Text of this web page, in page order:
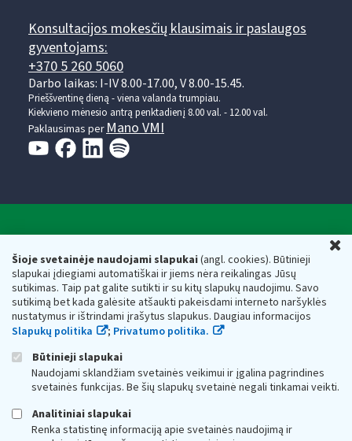
Šioje svetainėje naudojami slapukai(angl. cookies). Būtinieji
slapukai įdiegiami automatiškai ir jiems nėra reikalingas Jūsų
sutikimas. Taip pat galite sutikti ir su kitų slapukų naudojimu. Savo
sutikimą bet kada galėsite atšaukti pakeisdami interneto naršyklės
nustatymus ir ištrindami įrašytus slapukus. Daugiau informacijos
Slapukų politika
; Privatumo politika.
Būtinieji slapukai
Naudojami sklandžiam svetainės veikimui ir įgalina pagrindines
svetainės funkcijas. Be šių slapukų svetainė negali tinkamai veikti.
Analitiniai slapukai
Renka statistinę informaciją apie svetainės naudojimą ir
Konsultacijos mokesčių klausimais ir paslaugos
gyventojams:
+370 5 260 5060
Darbo laikas: I-IV 8.00-17.00, V 8.00-15.45.
Prieššventinę dieną - viena valanda trumpiau.
Kiekvieno mėnesio antrą penktadienį 8.00 val. - 12.00 val.
Paklausimas perMano VMI
Valstybinė mokesčių inspekcija prie Lietuvos
Respublikos finansų ministerijos
Biudžetinė įstaiga. Juridinio asmens kodas — 188659752,
adresas: Vasario 16-osios g. 14, 01107 Vilnius, Lietuva, el.paštas:
vmi@vmi.lt , E. pristatymo dėžutės adresas 188659752
Duomenys apie Valstybinę mokesčių inspekciją prie Lietuvos
Respublikos finansų ministerijos kaupiami ir saugomi Juridinių